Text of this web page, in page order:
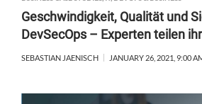
Geschwindigkeit, Qualität und
DevSecOps – Experten teilen
SEBASTIAN JAENISCH JANUARY 26, 2021, 9:00